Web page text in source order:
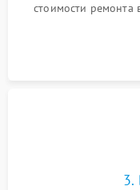
стоимости ремонта
3.